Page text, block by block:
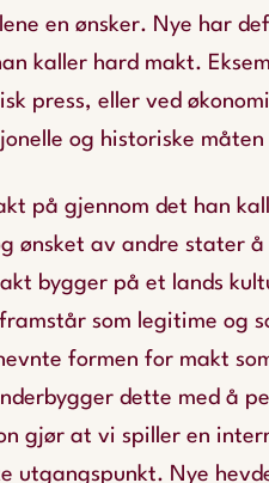
en ønsker. Nye har
kaller hard makt.
press, eller ved
og historiske
på gjennom det han
ønsket av andre stater å
bygger på et lands
som legitime og
formen for makt
dette med å
gjør at vi spiller en
utgangspunkt. Nye